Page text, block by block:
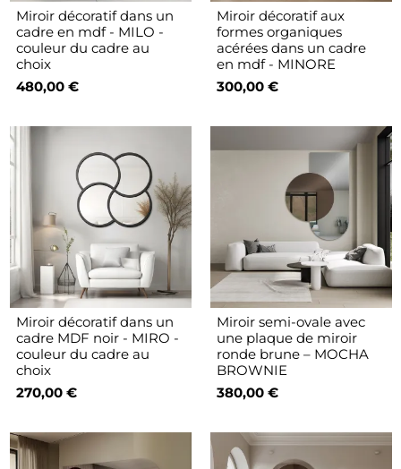
Miroir décoratif dans un
cadre en mdf - MILO -
couleur du cadre au
choix
480,00 €
Miroir décoratif aux
formes organiques
acérées dans un cadre
en mdf - MINORE
300,00 €
Miroir décoratif dans un
cadre MDF noir - MIRO -
couleur du cadre au
choix
270,00 €
Miroir semi-ovale avec
une plaque de miroir
ronde brune – MOCHA
BROWNIE
380,00 €